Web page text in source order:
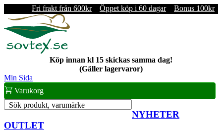
Fri frakt från 600kr Öppet köp i 60 dagar Bonus 100kr
Köp innan kl 15 skickas samma dag!
(Gäller lagervaror)
Min Sida
Varukorg
Sök produkt, varumärke
NYHETER
OUTLET